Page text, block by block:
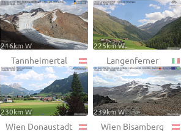
216km W 225km W
Tannheimertal
230km W
Langenferner
239km W
Wien Donaustadt Wien Bisamberg